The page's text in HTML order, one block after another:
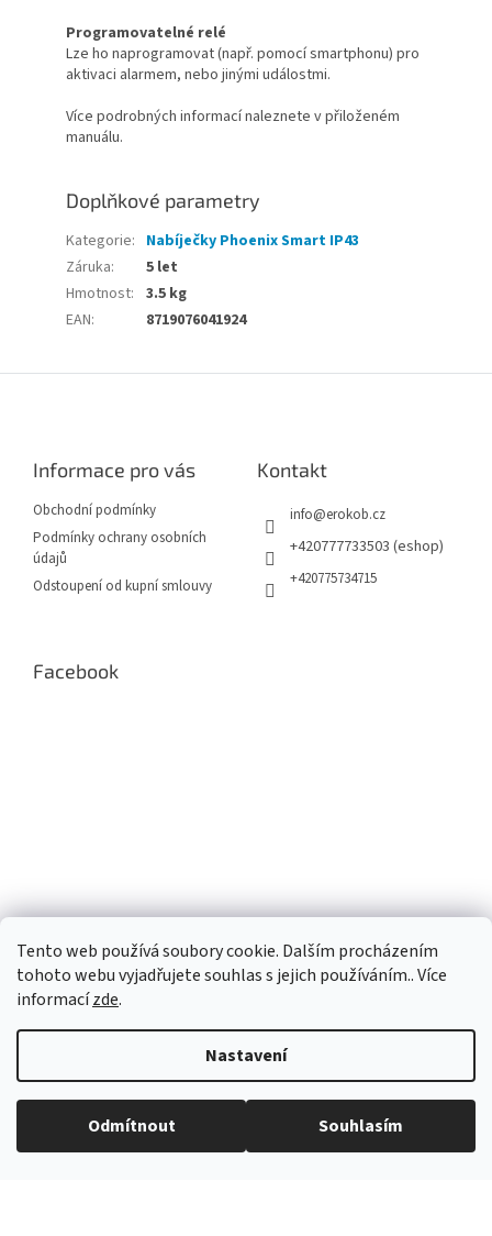
Tento web používá soubory cookie. Dalším procházením
tohoto webu vyjadřujete souhlas s jejich používáním.. Více
informacízde.
Nastavení
Odmítnout Souhlasím
Programovatelné relé
Lze ho naprogramovat (např. pomocí smartphonu) pro
aktivaci alarmem, nebo jinými událostmi.
Více podrobných informací naleznete v přiloženém
manuálu.
Doplňkové parametry
Kategorie: Nabíječky Phoenix Smart IP43
Záruka:
5 let
Hmotnost: 3.5 kg
EAN: 8719076041924
Informace pro vás
Obchodní podmínky
Podmínky ochrany osobních
údajů
Odstoupení od kupní smlouvy
Kontakt
info@erokob.cz
+420777733503 (eshop)
+420775734715
Facebook
Vytvořil Shoptet